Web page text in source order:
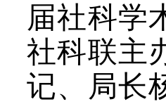
届社科学
社科联主
记、局长